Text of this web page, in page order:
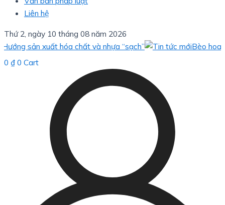
Liên hệ
Thứ 2, ngày 10 tháng 08 năm 2026
xuất hóa chất và nhựa “sạch”
Bèo hoa dâu: giải
0 ₫ 0 Cart